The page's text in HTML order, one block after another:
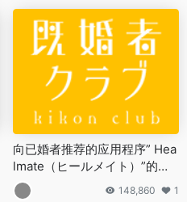
向已婚者推荐的应用程序” Hea
lmate（ヒールメイト）”的特
点
148,860 1